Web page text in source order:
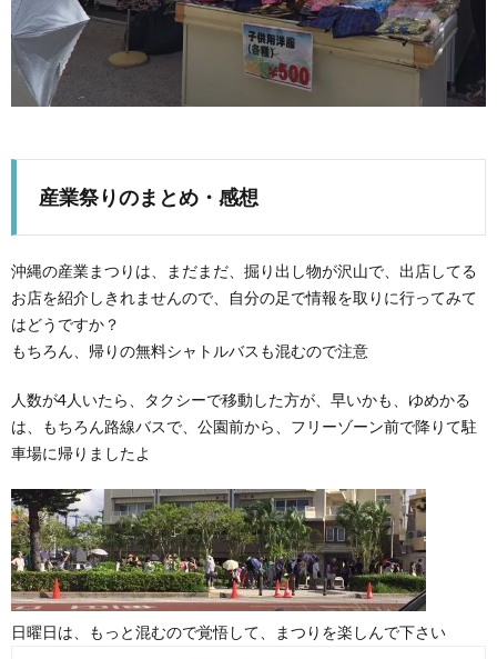
産業祭りのまとめ・感想
沖縄の産業まつりは、まだまだ、掘り出し物が沢山で、出店してる
お店を紹介しきれませんので、自分の足で情報を取りに行ってみて
はどうですか？
もちろん、帰りの無料シャトルバスも混むので注意
人数が4人いたら、タクシーで移動した方が、早いかも、ゆめかる
は、もちろん路線バスで、公園前から、フリーゾーン前で降りて駐
車場に帰りましたよ
日曜日は、もっと混むので覚悟して、まつりを楽しんで下さい